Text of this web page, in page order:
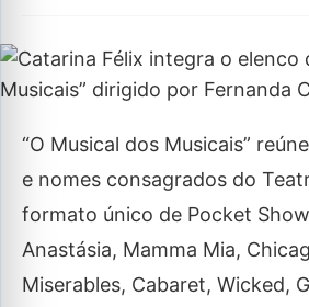
“O Musical dos Musicais”
e nomes consagrados do
formato único de Pocket
Anastásia, Mamma Mia,
Miserables, Cabaret, Wicked,